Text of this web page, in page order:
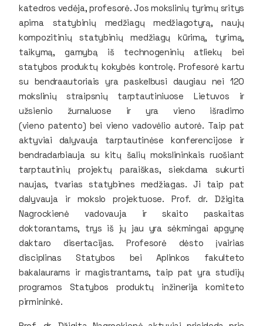
katedros vedėja, profesorė. Jos mokslinių tyrimų sritys
apima statybinių medžiagų medžiagotyrą, naujų
kompozitinių statybinių medžiagų kūrimą, tyrimą,
taikymą, gamybą iš technogeninių atliekų bei
statybos produktų kokybės kontrolę. Profesorė kartu
su bendraautoriais yra paskelbusi daugiau nei 120
mokslinių straipsnių tarptautiniuose Lietuvos ir
užsienio žurnaluose ir yra vieno išradimo
(vieno patento) bei vieno vadovėlio autorė. Taip pat
aktyviai dalyvauja tarptautinėse konferencijose ir
bendradarbiauja su kitų šalių mokslininkais ruošiant
tarptautinių projektų paraiškas, siekdama sukurti
naujas, tvarias statybines medžiagas. Ji taip pat
dalyvauja ir mokslo projektuose. Prof. dr. Džigita
Nagrockienė vadovauja ir skaito paskaitas
doktorantams, trys iš jų jau yra sėkmingai apgynę
daktaro disertacijas. Profesorė dėsto įvairias
disciplinas Statybos bei Aplinkos fakulteto
bakalaurams ir magistrantams, taip pat yra studijų
programos Statybos produktų inžinerija komiteto
pirmininkė.